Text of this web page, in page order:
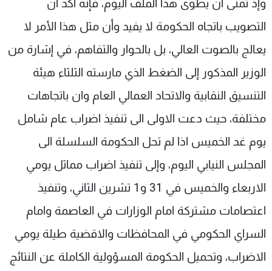
وإذ تمنى أن يطوى هذا الملف اليوم، فإنه أكد أن
التصويب باتجاه الحكومة لا يفيد وأن مثل هذا الأمر لا
يعالج بالصوت العالي، بل بالحوار والتفاهم، في إشارة من
الوزير المذكور إلى الضغط الذي مارسته الثلثاء هيئة
التنسيق النقابية والاتحاد العمالي العام وان باتجاهات
مختلفة، حيث دعت الاولى الى تنفيذ اضراب عام شامل
يوم غد الخميس اذا لم تحل الحكومة السلسلة الى
المجلس النيابي اليوم، وإلى تنفيذ اضراب مماثل يومي
الاربعاء والخميس في 31 و1 تشرين الثاني، وتنفيذ
اعتصامات مشتركة امام الوزارات في العاصمة وامام
السراي الحكومي في المحافظات والاقضية طيلة يومي
الاضراب، وتحميل الحكومة المسؤولية الكاملة عن النتائج